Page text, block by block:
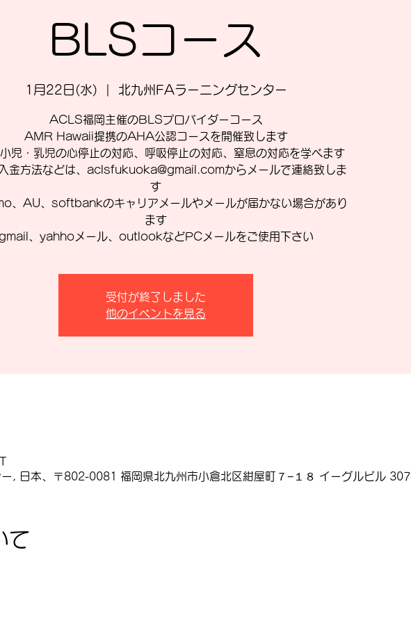
BLSコース
1月22日(水) 北九州FAラーニングセンター
ACLS福岡主催のBLSプロバイダーコース
AMR Hawaii提携のAHA公認コースを開催致します
児・乳児の心停止の対応、呼吸停止の対応、窒息の対応を学べます
金方法などは、aclsfukuoka@gmail.comからメールで連絡致しま
す
、AU、softbankのキャリアメールやメールが届かない場合があり
ます
gmail、yahhoメール、outlookなどPCメールをご使用下さい
受付が終了しました
他のイベントを見る
, 日本、〒802-0081 福岡県北九州市小倉北区紺屋町７−１８ イーグルビル 307
て